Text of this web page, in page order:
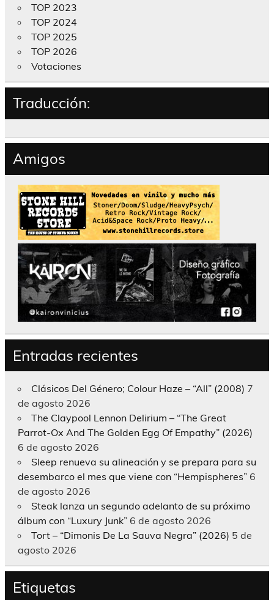
TOP 2023
TOP 2024
TOP 2025
TOP 2026
Votaciones
Traducción:
Amigos
Entradas recientes
Clásicos Del Género; Colour Haze – “All” (2008) 7
de agosto 2026
The Claypool Lennon Delirium – “The Great
Parrot-Ox And The Golden Egg Of Empathy” (2026)
6 de agosto 2026
Sleep renueva su alineación y se prepara para su
desembarco el mes que viene con “Hempispheres” 6
de agosto 2026
Steak lanza un segundo adelanto de su próximo
álbum con “Luxury Junk” 6 de agosto 2026
Tort – “Dimonis De La Sauva Negra” (2026) 5 de
agosto 2026
Etiquetas